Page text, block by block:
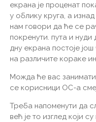
екрана је проценат
у облику круга, а
нам говори да ће се
покренути. пута и
дну екрана постоје још
на различите кораке
Можда ће вас
се корисници ОС-а
Треба напоменути да
већ је то изглед који